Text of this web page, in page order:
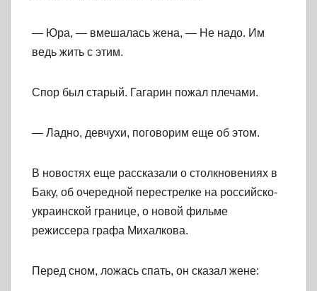
— Юра, — вмешалась жена, — Не надо. Им
ведь жить с этим.
Спор был старый. Гагарин пожал плечами.
— Ладно, девчухи, поговорим еще об этом.
В новостях еще рассказали о столкновениях в
Баку, об очередной перестрелке на российско-
украинской границе, о новой фильме
режиссера графа Михалкова.
Перед сном, ложась спать, он сказал жене: